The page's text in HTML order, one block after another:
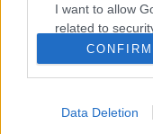
I want to allow
related to
functionality
user protection.
CONFIRM
Data Deletion
petrezselyemzöld)
zsir…